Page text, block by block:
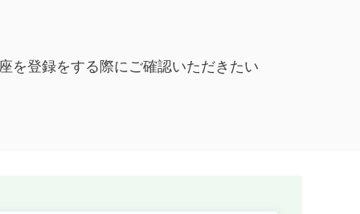
を登録をする際にご確認いただきたい